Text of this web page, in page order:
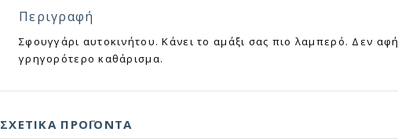
Περιγραφή
Σφουγγάρι αυτοκινήτου. Κάνει το αμάξι σας πιο λαμπερό. Δεν
γρηγορότερο καθάρισμα.
ΣΧΕΤΙΚΆ ΠΡΟΪΌΝΤΑ